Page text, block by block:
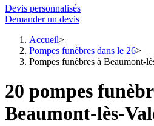
Devis personnalisés
Demander un devis
Accueil
Pompes funèbres dans le 26
Pompes funèbres à Beaumont-
20 pompes
Beaumont-lès-